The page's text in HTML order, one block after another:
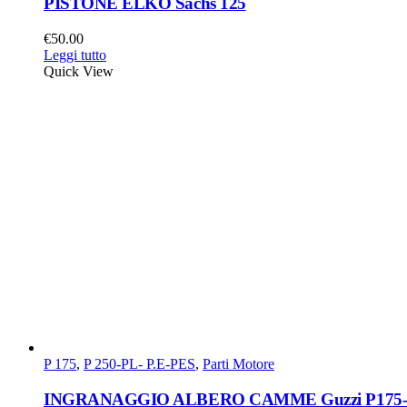
€50.00
Leggi tutto
Quick View
P 175, P 250-PL- P.E-PES, Parti Motore
INGRANAGGIO ALBERO CAMME Guzzi